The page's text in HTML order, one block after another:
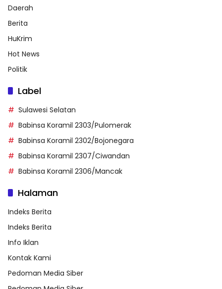
Daerah
Berita
HuKrim
Hot News
Politik
Label
Sulawesi Selatan
Babinsa Koramil 2303/Pulomerak
Babinsa Koramil 2302/Bojonegara
Babinsa Koramil 2307/Ciwandan
Babinsa Koramil 2306/Mancak
Halaman
Indeks Berita
Indeks Berita
Info Iklan
Kontak Kami
Pedoman Media Siber